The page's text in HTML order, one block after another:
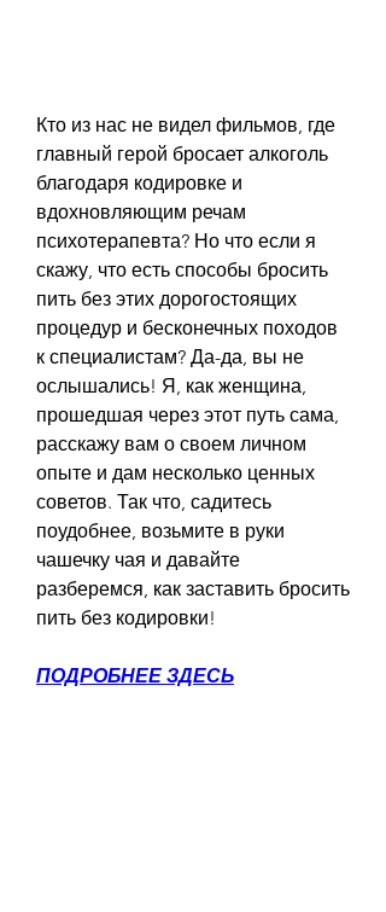
Кто из нас не видел фильмов, где
главный герой бросает алкоголь
благодаря кодировке и
вдохновляющим речам
психотерапевта? Но что если я
скажу, что есть способы бросить
пить без этих дорогостоящих
процедур и бесконечных походов
к специалистам? Да-да, вы не
ослышались! Я, как женщина,
прошедшая через этот путь сама,
расскажу вам о своем личном
опыте и дам несколько ценных
советов. Так что, садитесь
поудобнее, возьмите в руки
чашечку чая и давайте
разберемся, как заставить бросить
пить без кодировки!
ПОДРОБНЕЕ ЗДЕСЬ